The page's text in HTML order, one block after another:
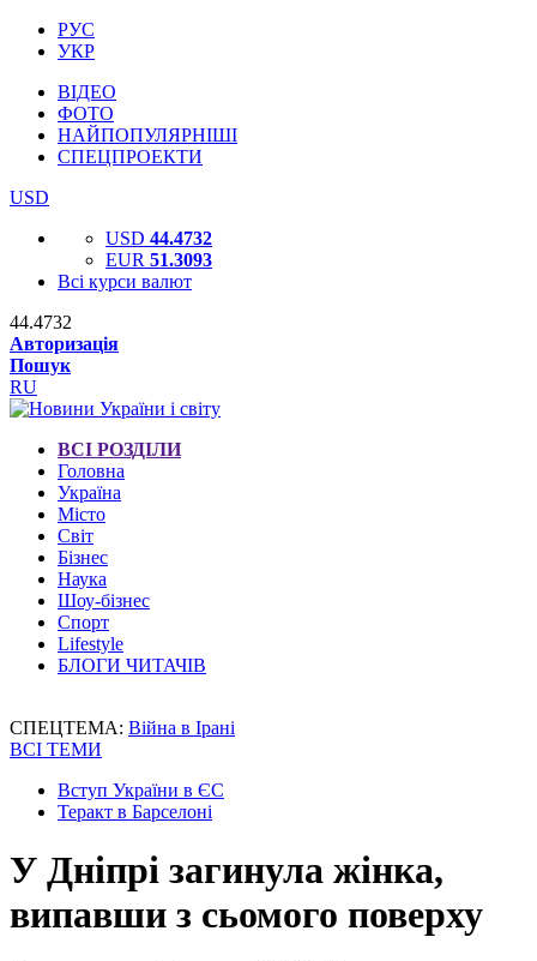
РУС
УКР
ВІДЕО
ФОТО
НАЙПОПУЛЯРНІШІ
СПЕЦПРОЕКТИ
USD
USD 44.4732
EUR 51.3093
Всі курси валют
44.4732
Авторизація
Пошук
RU
ВСІ РОЗДІЛИ
Головна
Україна
Місто
Світ
Бізнес
Наука
Шоу-бізнес
Спорт
Lifestyle
БЛОГИ ЧИТАЧІВ
СПЕЦТЕМА: Війна в Ірані
ВСІ ТЕМИ
Вступ України в ЄС
Теракт в Барселоні
У Дніпрі загинула жінка,
випавши з сьомого поверху